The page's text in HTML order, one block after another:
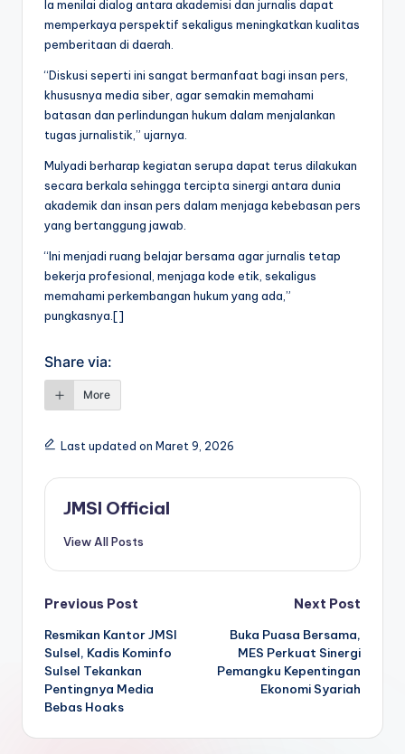
Ia menilai dialog antara akademisi dan jurnalis dapat
memperkaya perspektif sekaligus meningkatkan kualitas
pemberitaan di daerah.
“Diskusi seperti ini sangat bermanfaat bagi insan pers,
khususnya media siber, agar semakin memahami
batasan dan perlindungan hukum dalam menjalankan
tugas jurnalistik,” ujarnya.
Mulyadi berharap kegiatan serupa dapat terus dilakukan
secara berkala sehingga tercipta sinergi antara dunia
akademik dan insan pers dalam menjaga kebebasan pers
yang bertanggung jawab.
“Ini menjadi ruang belajar bersama agar jurnalis tetap
bekerja profesional, menjaga kode etik, sekaligus
memahami perkembangan hukum yang ada,”
pungkasnya.[]
Share via:
More
Last updated on Maret 9, 2026
JMSI Official
View All Posts
Previous Post
Resmikan Kantor JMSI
Sulsel, Kadis Kominfo
Sulsel Tekankan
Pentingnya Media
Bebas Hoaks
Next Post
Buka Puasa Bersama,
MES Perkuat Sinergi
Pemangku Kepentingan
Ekonomi Syariah